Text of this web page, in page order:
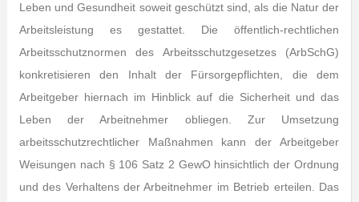
Leben und Gesundheit soweit geschützt sind, als die Natur der
Arbeitsleistung es gestattet. Die öffentlich-rechtlichen
Arbeitsschutznormen des Arbeitsschutzgesetzes (ArbSchG)
konkretisieren den Inhalt der Fürsorgepflichten, die dem
Arbeitgeber hiernach im Hinblick auf die Sicherheit und das
Leben der Arbeitnehmer obliegen. Zur Umsetzung
arbeitsschutzrechtlicher Maßnahmen kann der Arbeitgeber
Weisungen nach § 106 Satz 2 GewO hinsichtlich der Ordnung
und des Verhaltens der Arbeitnehmer im Betrieb erteilen. Das